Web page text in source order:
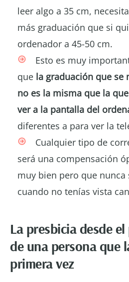
leer algo a 35 cm,
más graduación que si
ordenador a 45-50 cm.
Esto es muy
que la graduación que se
no es la misma que la
ver a la pantalla del
diferentes a para ver la
Cualquier tipo de
será una compensación
muy bien pero que
cuando no tenías vista
La presbicia desde
de una persona que
primera vez